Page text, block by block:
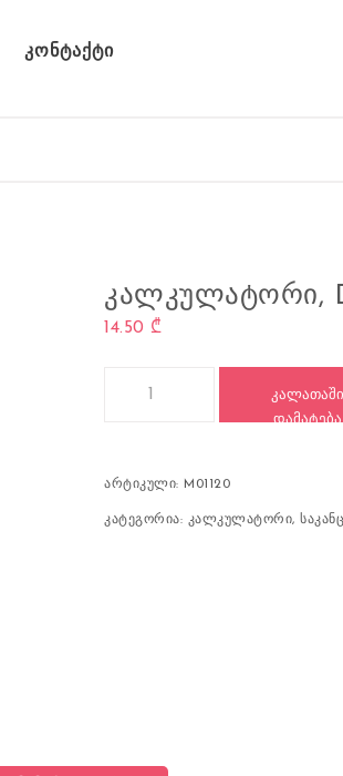
კონტაქტი
ᲙᲐᲚᲙᲣᲚᲐᲢᲝᲠᲘ,
14.50 ₾
ᲙᲐᲚᲐᲗᲐᲨᲘ
ᲓᲐᲛᲐᲢᲔᲑᲐ
არტიკული: M01120
კატეგორია: კალკულატორი,